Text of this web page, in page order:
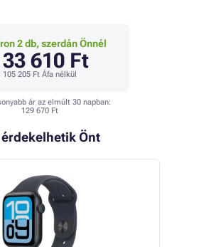
2 db, szerdán Önnél
610 Ft
105 205 Ft Áfa nélkül
ár az elmúlt 30 napban:
129 670 Ft
Önt